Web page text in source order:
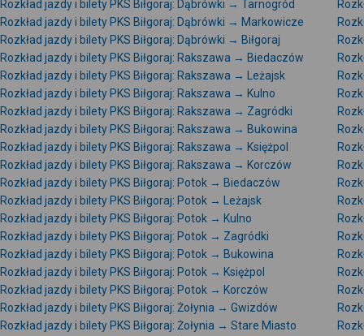
Rozkład jazdy i bilety PKS Biłgoraj: Dąbrówki → Tarnogród
Rozkład jazdy i bilety PKS Biłgoraj: Dąbrówki → Markowicze
Rozkład jazdy i bilety PKS Biłgoraj: Dąbrówki → Biłgoraj
Rozkład jazdy i bilety PKS Biłgoraj: Rakszawa → Biedaczów
Rozkład jazdy i bilety PKS Biłgoraj: Rakszawa → Leżajsk
Rozkład jazdy i bilety PKS Biłgoraj: Rakszawa → Kulno
Rozkład jazdy i bilety PKS Biłgoraj: Rakszawa → Zagródki
Rozkład jazdy i bilety PKS Biłgoraj: Rakszawa → Bukowina
Rozkład jazdy i bilety PKS Biłgoraj: Rakszawa → Księżpol
Rozkład jazdy i bilety PKS Biłgoraj: Rakszawa → Korczów
Rozkład jazdy i bilety PKS Biłgoraj: Potok → Biedaczów
Rozkład jazdy i bilety PKS Biłgoraj: Potok → Leżajsk
Rozkład jazdy i bilety PKS Biłgoraj: Potok → Kulno
Rozkład jazdy i bilety PKS Biłgoraj: Potok → Zagródki
Rozkład jazdy i bilety PKS Biłgoraj: Potok → Bukowina
Rozkład jazdy i bilety PKS Biłgoraj: Potok → Księżpol
Rozkład jazdy i bilety PKS Biłgoraj: Potok → Korczów
Rozkład jazdy i bilety PKS Biłgoraj: Żołynia → Gwizdów
Rozkład jazdy i bilety PKS Biłgoraj: Żołynia → Stare Miasto